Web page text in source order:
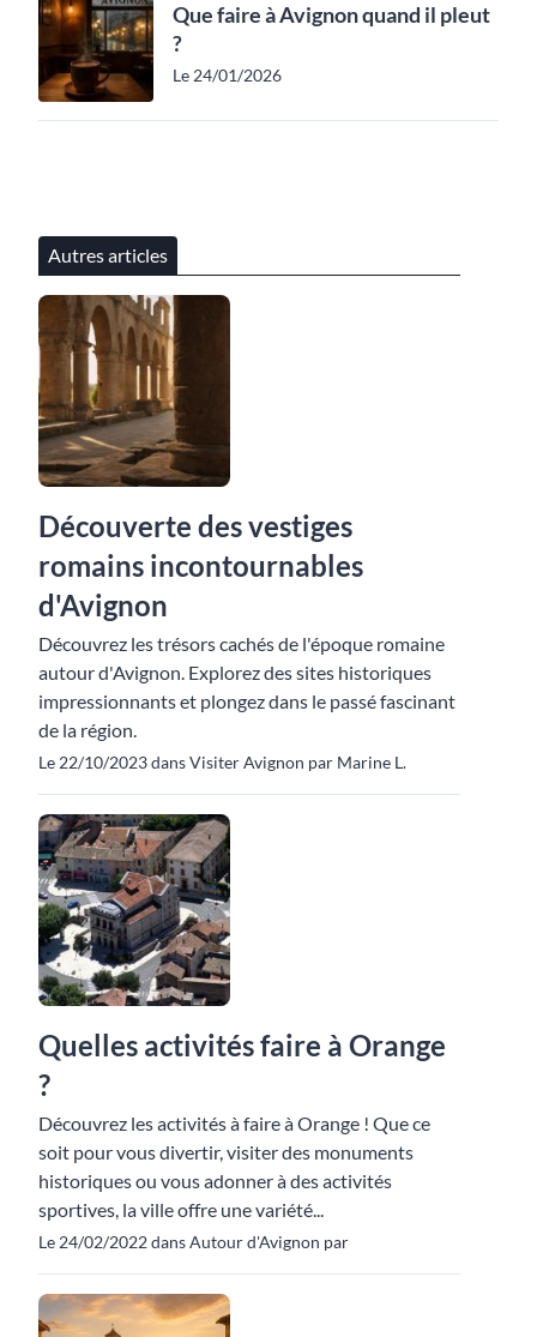
Que faire à Avignon quand il pleut
?
Le 24/01/2026
Autres articles
Découverte des vestiges
romains incontournables
d'Avignon
Découvrez les trésors cachés de l'époque romaine
autour d'Avignon. Explorez des sites historiques
impressionnants et plongez dans le passé fascinant
de la région.
Le 22/10/2023 dans Visiter Avignon par Marine L.
Quelles activités faire à Orange
?
Découvrez les activités à faire à Orange ! Que ce
soit pour vous divertir, visiter des monuments
historiques ou vous adonner à des activités
sportives, la ville offre une variété...
Le 24/02/2022 dans Autour d'Avignon par